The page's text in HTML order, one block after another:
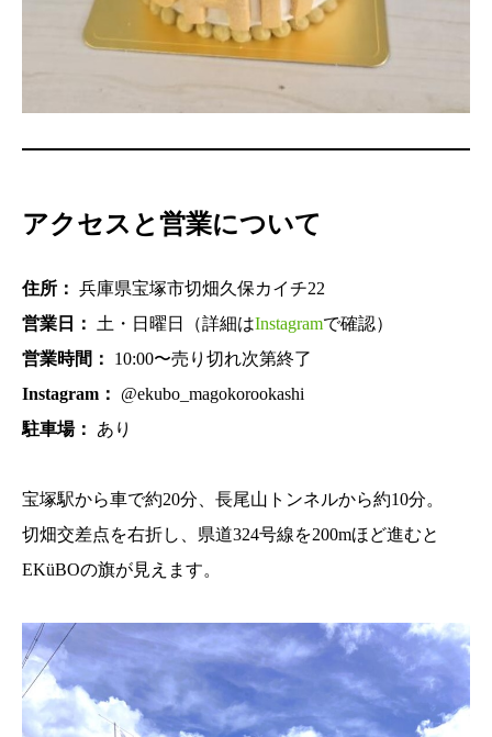
アクセスと営業について
住所： 兵庫県宝塚市切畑久保カイチ22
営業日：
土・日曜日（詳細はInstagramで確認）
営業時間：
10:00〜売り切れ次第終了
Instagram：
@ekubo_magokorookashi
駐車場：
あり
宝塚駅から車で約20分、長尾山トンネルから約10分。
切畑交差点を右折し、県道324号線を200mほど進むと
EKüBOの旗が見えます。